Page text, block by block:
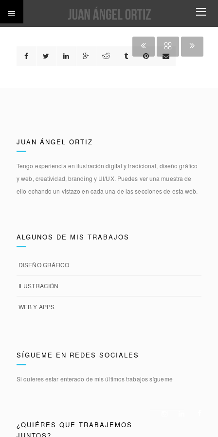
JUAN ÁNGEL ORTIZ
Tengo experiencia enilustración digital y tradicional, diseño gráfico
y web, creatividad, branding y UI/UX. Puedes ver una muestra de
ello echando un vistazo en cada una de las secciones de esta web.
ALGUNOS DE MIS TRABAJOS
DISEÑO GRÁFICO
ILUSTRACIÓN
WEB Y APPS
SÍGUEME EN REDES SOCIALES
Si quieres estar enterado de mis últimos trabajos sígueme
¿QUIÉRES QUE TRABAJEMOS